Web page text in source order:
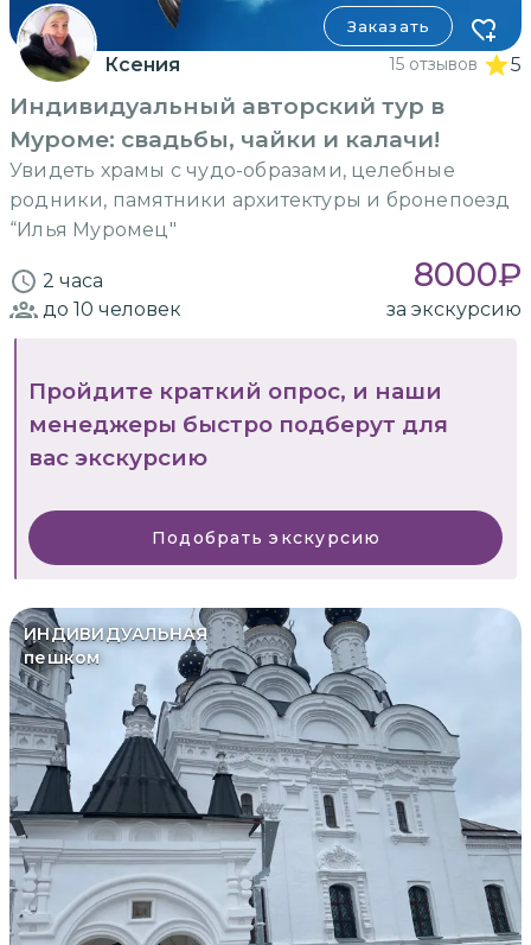
Заказать
Ксения 15 отзывов 5
Индивидуальный авторский тур в
Муроме: свадьбы, чайки и калачи!
Увидеть храмы с чудо-образами, целебные
родники, памятники архитектуры и бронепоезд
“Илья Муромец"
2 часа 8000₽
до 10 человек за экскурсию
Пройдите краткий опрос, и наши
менеджеры быстро подберут для
вас экскурсию
Подобрать экскурсию
ИНДИВИДУАЛЬНАЯ
пешком